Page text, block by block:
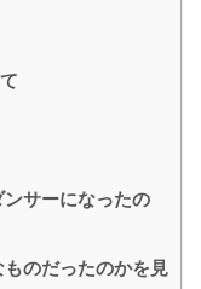
サーになったの
のだったのかを見